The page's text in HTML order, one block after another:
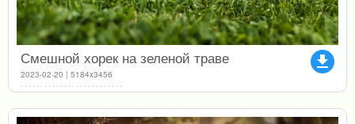
file_download
Смешной хорек на зеленой траве
2023-02-20 | 5184x3456